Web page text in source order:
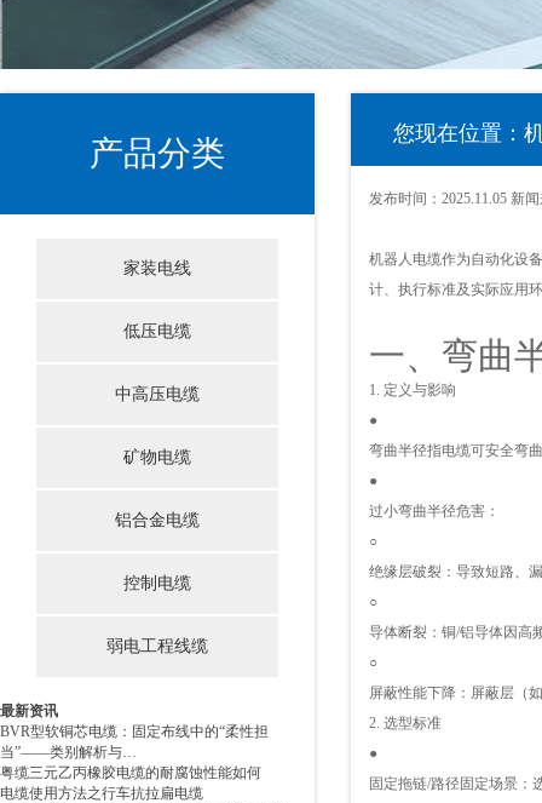
产品分类
家装电线
低压电缆
中高压电缆
矿物电缆
铝合金电缆
控制电缆
弱电工程线缆
最新资讯
BVR型软铜芯电缆：固定布线中的“柔性担
当”——类别解析与…
粤缆三元乙丙橡胶电缆的耐腐蚀性能如何
电缆使用方法之行车抗拉扁电缆
您现在位置：
发布时间： 2025.11.05 新
机器人电缆作为自动化设
计、执行标准及实际应用
一、弯曲
1. 定义与影响
●
弯曲半径指电缆可安全弯
●
过小弯曲半径危害：
○
绝缘层破裂：导致短路、
○
导体断裂：铜/铝导体因高
○
屏蔽性能下降：屏蔽层（
2. 选型标准
●
固定拖链/路径固定场景：